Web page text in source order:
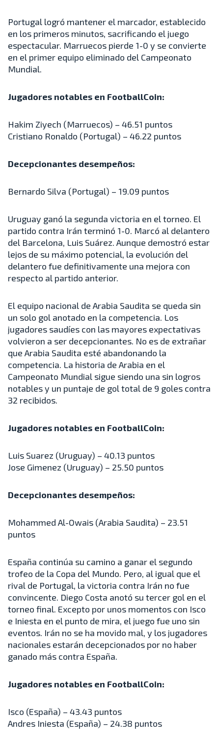
Portugal logró mantener el marcador, establecido
en los primeros minutos, sacrificando el juego
espectacular. Marruecos pierde 1-0 y se convierte
en el primer equipo eliminado del Campeonato
Mundial.
Jugadores notables en FootballCoin:
Hakim Ziyech (Marruecos) – 46.51 puntos
Cristiano Ronaldo (Portugal) – 46.22 puntos
Decepcionantes desempeños:
Bernardo Silva (Portugal) – 19.09 puntos
Uruguay ganó la segunda victoria en el torneo. El
partido contra Irán terminó 1-0. Marcó al delantero
del Barcelona, Luis Suárez. Aunque demostró estar
lejos de su máximo potencial, la evolución del
delantero fue definitivamente una mejora con
respecto al partido anterior.
El equipo nacional de Arabia Saudita se queda sin
un solo gol anotado en la competencia. Los
jugadores saudíes con las mayores expectativas
volvieron a ser decepcionantes. No es de extrañar
que Arabia Saudita esté abandonando la
competencia. La historia de Arabia en el
Campeonato Mundial sigue siendo una sin logros
notables y un puntaje de gol total de 9 goles contra
32 recibidos.
Jugadores notables en FootballCoin:
Luis Suarez (Uruguay) – 40.13 puntos
Jose Gimenez (Uruguay) – 25.50 puntos
Decepcionantes desempeños:
Mohammed Al-Owais (Arabia Saudita) – 23.51
puntos
España continúa su camino a ganar el segundo
trofeo de la Copa del Mundo. Pero, al igual que el
rival de Portugal, la victoria contra Irán no fue
convincente. Diego Costa anotó su tercer gol en el
torneo final. Excepto por unos momentos con Isco
e Iniesta en el punto de mira, el juego fue uno sin
eventos. Irán no se ha movido mal, y los jugadores
nacionales estarán decepcionados por no haber
ganado más contra España.
Jugadores notables en FootballCoin:
Isco (España) – 43.43 puntos
Andres Iniesta (España) – 24.38 puntos